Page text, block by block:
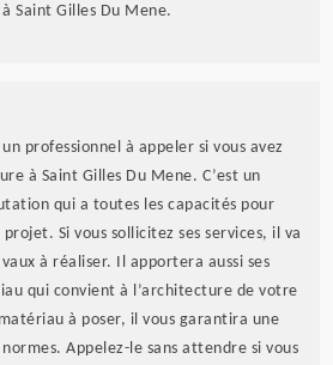
Saint Gilles Du Mene.
professionnel à appeler si vous avez
à Saint Gilles Du Mene. C’est un
qui a toutes les capacités pour
Si vous sollicitez ses services, il va
à réaliser. Il apportera aussi ses
qui convient à l’architecture de votre
à poser, il vous garantira une
Appelez-le sans attendre si vous